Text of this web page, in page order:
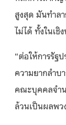
สูงสุด มันทำล
ไม่ได้ ทั้งในเชิ
“ต่อให้การรัฐ
ความยากลำบ
คณะบุคคลจำ
ล้วนเป็นผลพว